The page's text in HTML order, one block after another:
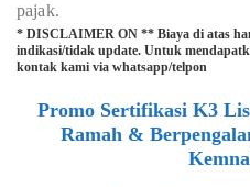
pajak.
* DISCLAIMER ON ** Biaya di atas
indikasi/tidak update. Untuk
kontak kami via whatsapp/telpon
Promo Sertifikasi K3
Ramah &